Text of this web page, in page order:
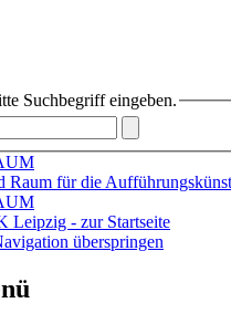
Suchbegriff eingeben.
Raum für die
überspringen